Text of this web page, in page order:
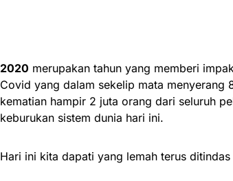
2020 merupakan tahun yang memberi
Covid yang dalam sekelip mata menyerang
kematian hampir 2 juta orang dari seluruh
keburukan sistem dunia hari ini.
Hari ini kita dapati yang lemah terus